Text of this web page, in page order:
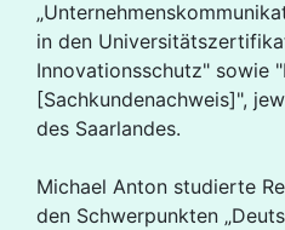
in den
Innovationsschutz" sowie
[Sachkundenachweis]",
des Saarlandes.
Michael Anton studierte
den Schwerpunkten